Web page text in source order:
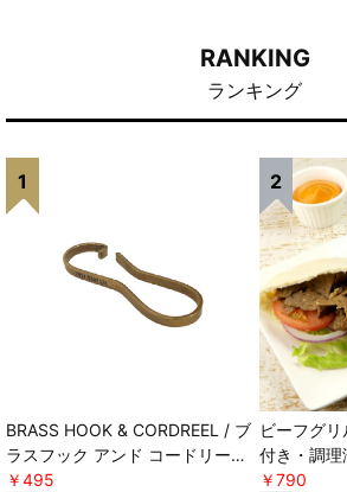
RANKING
ランキング
BRASS HOOK & CORDREEL / ブ
ラスフック アンド コードリール
POST GENERAL
￥495
ビーフグ
付き・調
イ ＊軽減
￥790